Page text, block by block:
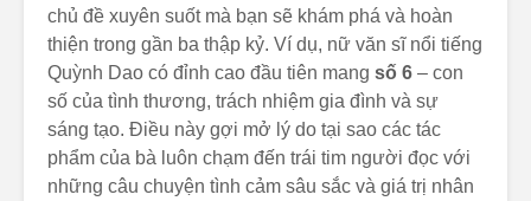
chủ đề xuyên suốt mà bạn sẽ khám phá và hoàn
thiện trong gần ba thập kỷ. Ví dụ, nữ văn sĩ nổi tiếng
Quỳnh Dao có đỉnh cao đầu tiên mang số 6 – con
số của tình thương, trách nhiệm gia đình và sự
sáng tạo. Điều này gợi mở lý do tại sao các tác
phẩm của bà luôn chạm đến trái tim người đọc với
những câu chuyện tình cảm sâu sắc và giá trị nhân